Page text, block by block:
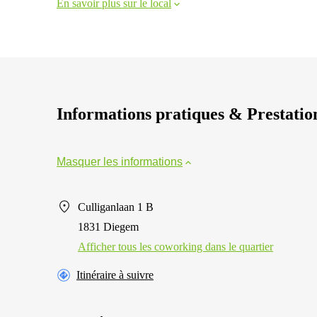
En savoir plus sur le local
Informations pratiques &
Masquer les informations
Culliganlaan 1 B
1831 Diegem
Afficher tous les сoworking dans le quartier
Itinéraire à suivre